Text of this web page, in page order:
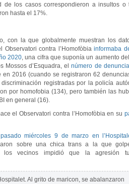
los casos correspondieron a insultos o
hasta el 17%.
con la que globalmente muestran los
contra l’Homofòbia informaba
2020, una cifra que suponía un aumento
Mossos d’Esquadra, elnúmero de
en 2016 (cuando se registraron 62
registradas por la policía
por homofobia (134), pero también las
en general (16).
el Observatori contra l’Homofòbia en su
miércoles 9 de marzo en
sobre una chica trans a la que
los vecinos impidió que la agresión
Al grito de maricon, se abalanzaron